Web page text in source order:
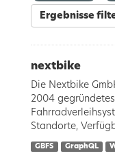
Ergebnisse
nextbike
Die Nextbike
2004
Standorte,
GBFS GraphQL